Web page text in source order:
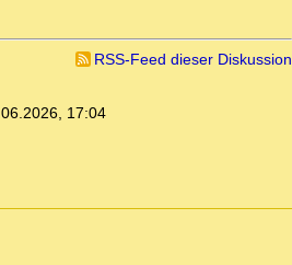
RSS-Feed dieser Diskussion
17:04